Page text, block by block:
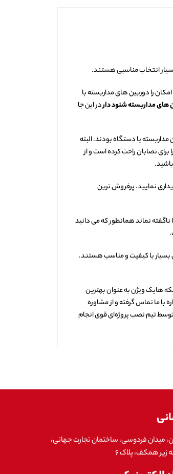
انتخاب مناسبی هستند.
را دوربین های مداربسته با
های مداربسته شنود داردر این جا
یا دستگاه بودند. البته
برای نصابان راحت کرده است و از
نمایید. پرفروش ترین
نماند همانطور که می دانید
بسیار با کیفیت و مناسب هستند.
هایک ویژن به عنوان بهترین
با ما تماس گرفته و از مشاوره
تیم نصب پروژه‌ای قوی انجام
میدان فردوسی، ساختمان تجارت جهانی،
زیر همکف، پلاک ۶